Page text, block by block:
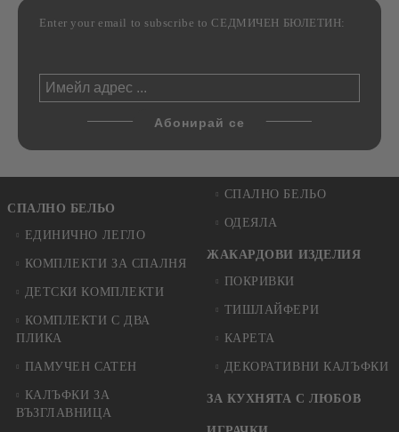
Enter your email to subscribe to СЕДМИЧЕН БЮЛЕТИН:
СПАЛНО БЕЛЬО
ЕДИНИЧНО ЛЕГЛО
КОМПЛЕКТИ ЗА СПАЛНЯ
ДЕТСКИ КОМПЛЕКТИ
КОМПЛЕКТИ С ДВА
ПЛИКА
ПАМУЧЕН САТЕН
КАЛЪФКИ ЗА
ВЪЗГЛАВНИЦА
СПАЛНО БЕЛЬО
ОДЕЯЛА
ЖАКАРДОВИ ИЗДЕЛИЯ
ПОКРИВКИ
ТИШЛАЙФЕРИ
КАРЕТА
ДЕКОРАТИВНИ КАЛЪФКИ
ЗА КУХНЯТА С ЛЮБОВ